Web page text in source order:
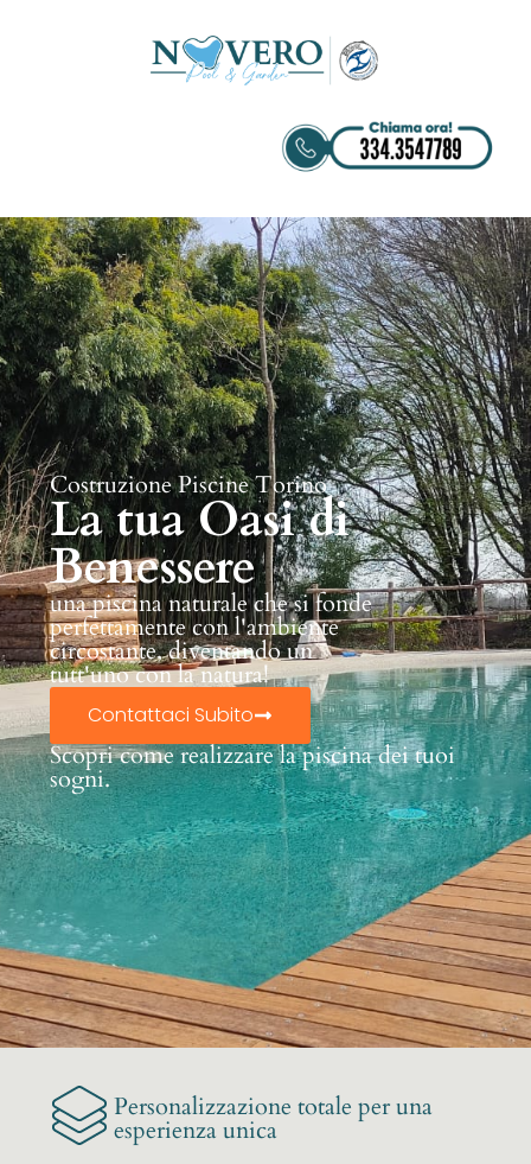
Costruzione Piscine Torino
La tua Oasi di
Benessere
una piscina naturale che si fonde
perfettamente con l'ambiente
circostante, diventando un
tutt'uno con la natura!
Contattaci Subito
Scopri come realizzare la piscina dei tuoi
sogni.
Personalizzazione totale per una
esperienza unica